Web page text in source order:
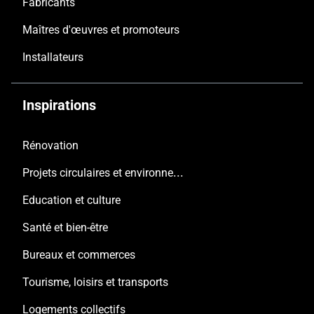
Maîtres d'œuvres et promoteurs
Installateurs
Inspirations
Rénovation
Projets circulaires et environnementaux
Education et culture
Santé et bien-être
Bureaux et commerces
Tourisme, loisirs et transports
Logements collectifs